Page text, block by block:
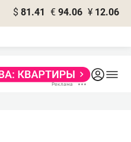
$ 81.41 € 94.06 ¥ 12.06